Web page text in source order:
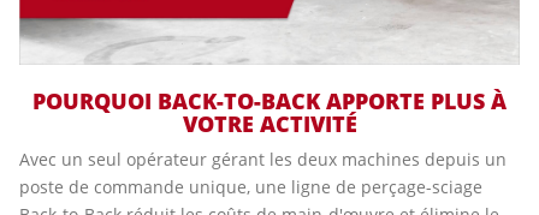
POURQUOI BACK-TO-BACK APPORTE PLUS À
VOTRE ACTIVITÉ
Avec un seul opérateur gérant les deux machines depuis un
poste de commande unique, une ligne de perçage-sciage